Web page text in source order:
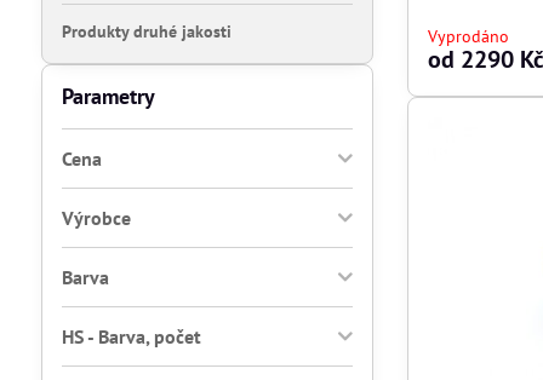
Vyprodáno
od 2290 Kč
Parametry
Cena
Výrobce
Barva
HS - Barva, počet
Produkty druhé jakosti